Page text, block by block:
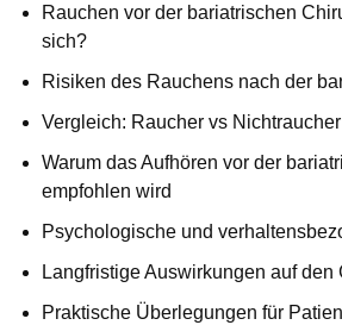
Rauchen vor der bariatrischen
sich?
Risiken des Rauchens nach der
Vergleich: Raucher vs Nichtraucher
Warum das Aufhören vor der
empfohlen wird
Psychologische und
Langfristige Auswirkungen auf den
Praktische Überlegungen für